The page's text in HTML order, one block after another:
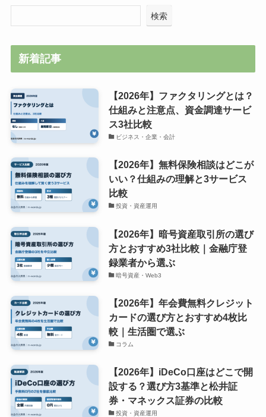
検索
新着記事
【2026年】ファクタリングとは？
仕組みと注意点、資金調達サービ
ス3社比較
ビジネス・企業・会計
【2026年】無料保険相談はどこが
いい？仕組みの理解と3サービス
比較
投資・資産運用
【2026年】暗号資産取引所の選び
方とおすすめ3社比較｜金融庁登
録業者から選ぶ
暗号資産・Web3
【2026年】年会費無料クレジット
カードの選び方とおすすめ4枚比
較｜生活圏で選ぶ
コラム
【2026年】iDeCo口座はどこで開
設する？選び方3基準と松井証
券・マネックス証券の比較
投資・資産運用